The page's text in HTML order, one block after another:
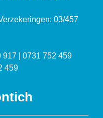
03/457
917 | 0731 752 459
459